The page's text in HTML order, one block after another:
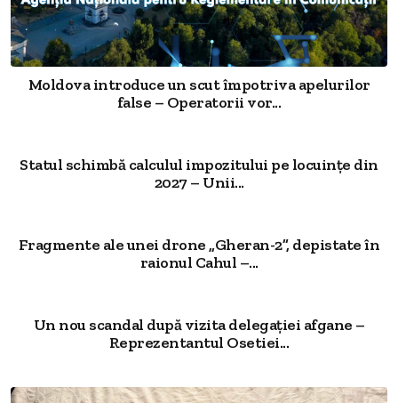
Moldova introduce un scut împotriva apelurilor
false – Operatorii vor...
Statul schimbă calculul impozitului pe locuințe din
2027 – Unii...
Fragmente ale unei drone „Gheran-2”, depistate în
raionul Cahul –...
Un nou scandal după vizita delegației afgane –
Reprezentantul Osetiei...